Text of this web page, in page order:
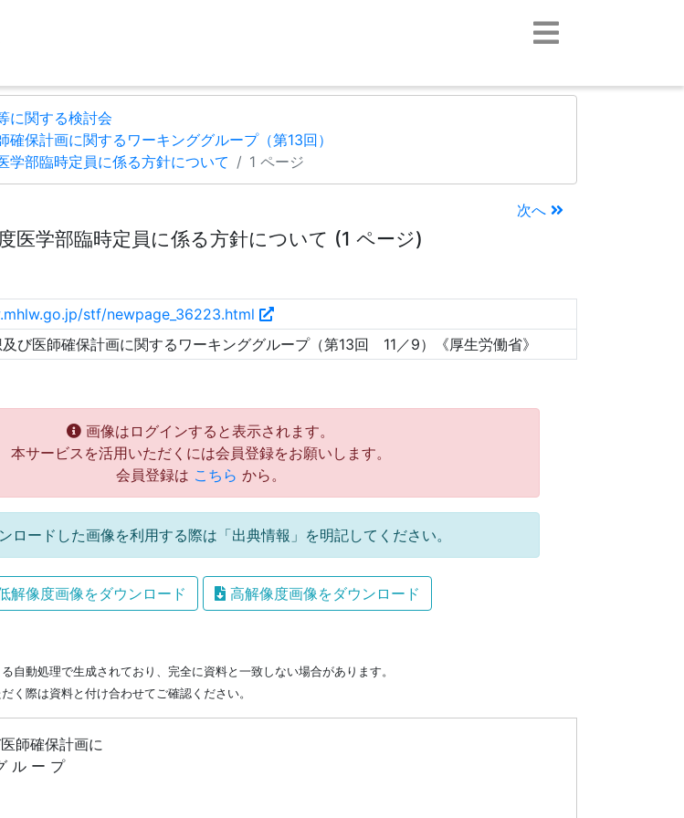
に関する検討会
確保計画に関するワーキンググループ（第13回）
部臨時定員に係る方針について
1 ページ
次へ
医学部臨時定員に係る方針について (1 ページ)
stf/newpage_36223.html
び医師確保計画に関するワーキンググループ（第13回 11／9）《厚生労働省》
画像はログインすると表示されます。
本サービスを活用いただくには会員登録をお願いします。
会員登録は こちら から。
ロードした画像を利用する際は「出典情報」を明記してください。
解像度画像をダウンロード 高解像度画像をダウンロード
自動処理で生成されており、完全に資料と一致しない場合があります。
く際は資料と付け合わせてご確認ください。
師確保計画に
ル ー プ